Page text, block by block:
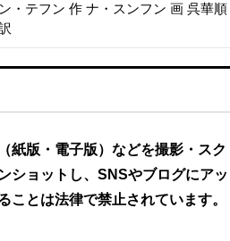
ン・テフン 作 ナ・スンフン 画 呉華順
紙版・電子版）などを撮影・スク
ショットし、SNSやブログにアッ
ことは法律で禁止されています。